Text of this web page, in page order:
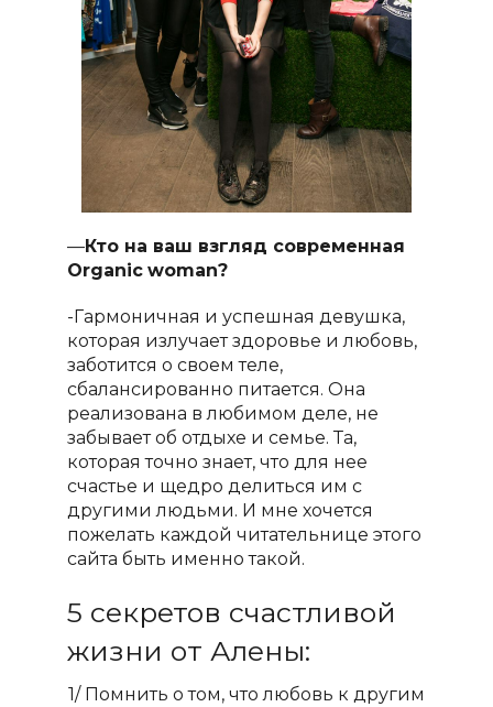
—Кто на ваш взгляд современная
Organic woman?
-Гармоничная и успешная девушка,
которая излучает здоровье и любовь,
заботится о своем теле,
сбалансированно питается. Она
реализована в любимом деле, не
забывает об отдыхе и семье. Та,
которая точно знает, что для нее
счастье и щедро делиться им с
другими людьми. И мне хочется
пожелать каждой читательнице этого
сайта быть именно такой.
5 секретов счастливой
жизни от Алены:
1/ Помнить о том, что любовь к другим